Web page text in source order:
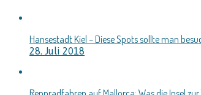
Hansestadt Kiel – Diese Spots sollte man
28. Juli 2018